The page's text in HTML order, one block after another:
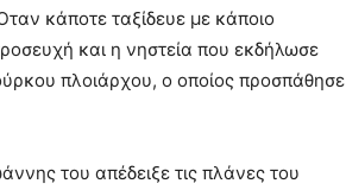
κάποτε ταξίδευε με κάποιο
και η νηστεία που εκδήλωσε
πλοιάρχου, ο οποίος προσπάθησε
του απέδειξε τις πλάνες του